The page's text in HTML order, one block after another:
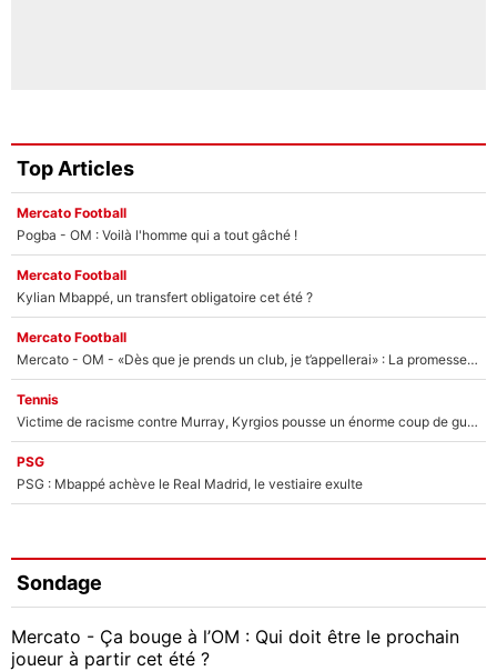
Top Articles
Mercato Football
Pogba - OM : Voilà l'homme qui a tout gâché !
Mercato Football
Kylian Mbappé, un transfert obligatoire cet été ?
Mercato Football
Mercato - OM - «Dès que je prends un club, je t’appellerai» : La promesse de Marcelino au moment de claquer la porte
Tennis
Victime de racisme contre Murray, Kyrgios pousse un énorme coup de gueule !
PSG
PSG : Mbappé achève le Real Madrid, le vestiaire exulte
Sondage
Mercato - Ça bouge à l’OM : Qui doit être le prochain
joueur à partir cet été ?